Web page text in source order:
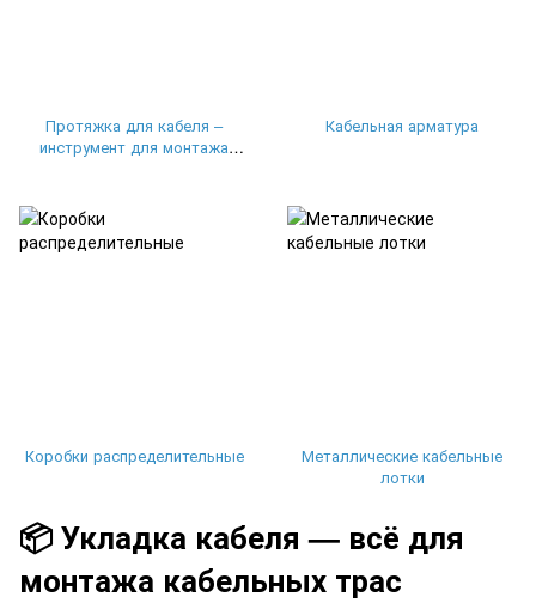
📦 Укладка кабеля — всё для
монтажа кабельных трас
Протяжка для кабеля –
инструмент для монтажа
Кабельная арматура
Коробки распределительные
Металлические кабельные
лотки